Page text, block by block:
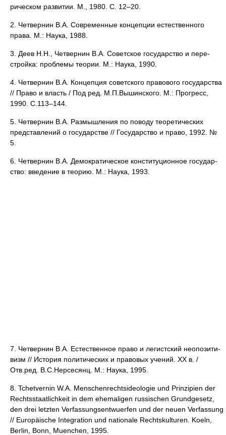
рическом развитии. М., 1980. С. 12–20.
2. Четвернин В.А. Современные концепции естественного
права. М.: Наука, 1988.
3. Деев Н.Н., Четвернин В.А. Советское государство и пере­
стройка: проблемы теории. М.: Наука, 1990.
4. Четвернин В.А. Концепция советского правового государ­ства
// Право и власть / Под ред. М.П.Вышинского. М.: Про­гресс,
1990. С.113–144.
5. Четвернин В.А. Размышления по поводу теоретических
пред­ставлений о государстве // Государство и право, 1992. №
5.
6. Четвернин В.А. Демократическое конституционное государ­
ство: введение в теорию. М.: Наука, 1993.
7. Четвернин В.А. Естественное право и легистский неопози­ти­
визм // История политических и правовых учений. ХХ в. /
Отв.ред. В.С.Нерсесянц. М.: Наука, 1995.
8. Tchetvernin W.A. Menschenrechtsideologie und Prinzipien der
Rechtsstaatlichkeit in dem ehemaligen russischen Grundgesetz,
den drei letzten Verfassungsentwuerfen und der neuen Verfassung
// Europäische Integration und nationale Rechtskulturen. Koeln,
Berlin, Bonn, Muenchen, 1995.